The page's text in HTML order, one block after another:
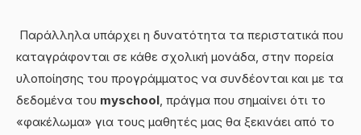
Παράλληλα υπάρχει η δυνατότητα τα περιστατικά που
καταγράφονται σε κάθε σχολική μονάδα, στην πορεία
υλοποίησης του προγράμματος να συνδέονται και με τα
δεδομένα του myschool, πράγμα που σημαίνει ότι το
«φακέλωμα» για τους μαθητές μας θα ξεκινάει από το